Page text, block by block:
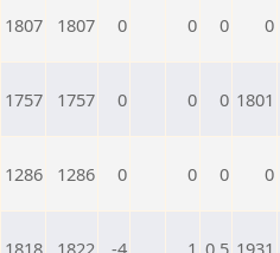
1807 1807 0 0 0 0
1757 1757 0 0 0 1801
1286 1286 0 0 0 0
1818 1822 -4 1 0,5 1931